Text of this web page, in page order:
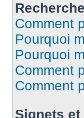
Comment
Pourquoi
Pourquoi
Comment
Comment
Signets